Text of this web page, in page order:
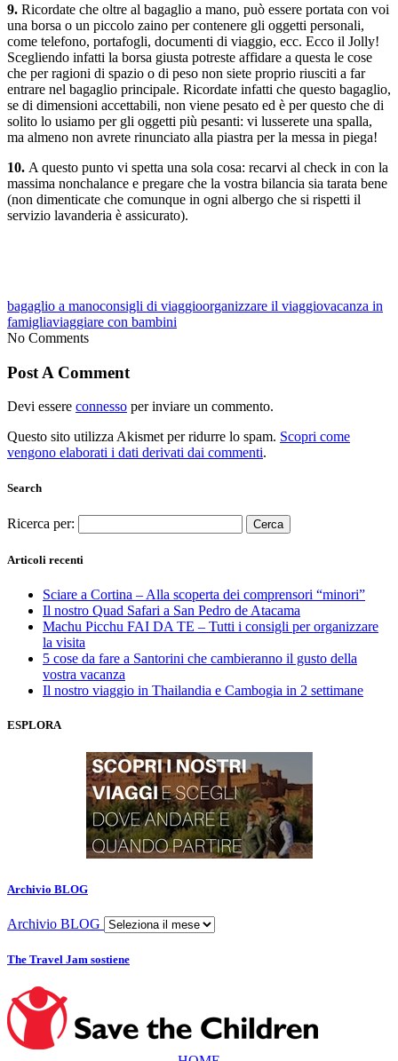
9. Ricordate che oltre al bagaglio a mano, può essere portata con voi
una borsa o un piccolo zaino per contenere gli oggetti personali,
come telefono, portafogli, documenti di viaggio, ecc. Ecco il Jolly!
Scegliendo infatti la borsa giusta potreste affidare a questa le cose
che per ragioni di spazio o di peso non siete proprio riusciti a far
entrare nel bagaglio principale. Ricordate infatti che questo bagaglio,
se di dimensioni accettabili, non viene pesato ed è per questo che di
solito lo usiamo per gli oggetti più pesanti: vi lusserete una spalla,
ma almeno non avrete rinunciato alla piastra per la messa in piega!
10. A questo punto vi spetta una sola cosa: recarvi al check in con la
massima nonchalance e pregare che la vostra bilancia sia tarata bene
(non dimenticate che comunque in ogni albergo che si rispetti il
servizio lavanderia è assicurato).
bagaglio a manoconsigli di viaggioorganizzare il viaggiovacanza in
famigliaviaggiare con bambini
No Comments
Post A Comment
Devi essere connesso per inviare un commento.
Questo sito utilizza Akismet per ridurre lo spam. Scopri come
vengono elaborati i dati derivati dai commenti.
Search
Ricerca per:
Articoli recenti
Sciare a Cortina – Alla scoperta dei comprensori “minori”
Il nostro Quad Safari a San Pedro de Atacama
Machu Picchu FAI DA TE – Tutti i consigli per organizzare
la visita
5 cose da fare a Santorini che cambieranno il gusto della
vostra vacanza
Il nostro viaggio in Thailandia e Cambogia in 2 settimane
ESPLORA
Archivio BLOG
Archivio BLOG
The Travel Jam sostiene